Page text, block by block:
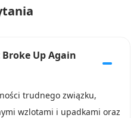
Up Again
trudnego związku,
wzlotami i upadkami oraz